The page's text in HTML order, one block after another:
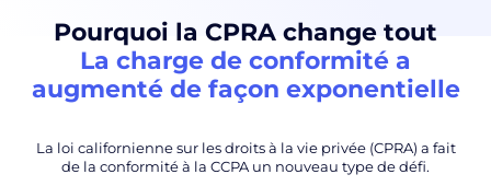
Pourquoi la CPRA change tout
La charge de conformité a
augmenté de façon exponentielle
La loi californienne sur les droits à la vie privée (CPRA) a fait
de la conformité à la CCPA un nouveau type de défi.